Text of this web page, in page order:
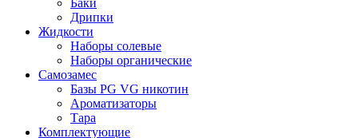
Баки
Дрипки
Жидкости
Наборы солевые
Наборы органические
Самозамес
Базы PG VG никотин
Ароматизаторы
Тара
Комплектующие